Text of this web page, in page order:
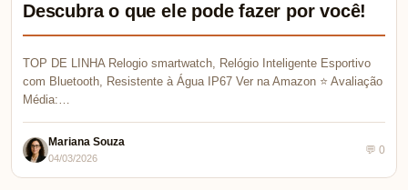
Descubra o que ele pode fazer por você!
TOP DE LINHA Relogio smartwatch, Relógio Inteligente Esportivo
com Bluetooth, Resistente à Água IP67 Ver na Amazon ⭐ Avaliação
Média:…
Mariana Souza
04/03/2026
💬 0